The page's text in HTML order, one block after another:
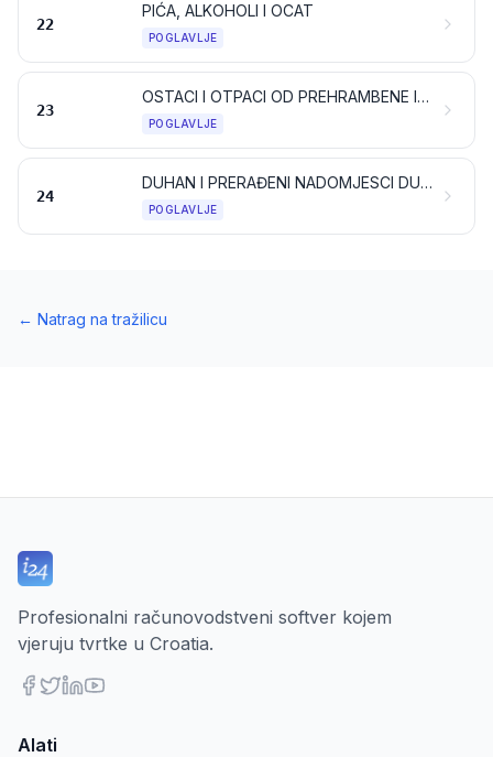
22
PIĆA, ALKOHOLI I OCAT
POGLAVLJE
23
OSTACI I OTPACI OD PREHRAMBENE INDUSTRIJE; PRIPREMLJENA ŽIVOTINJSKA HRANA
POGLAVLJE
24
DUHAN I PRERAĐENI NADOMJESCI DUHANA; PROIZVODI, NEOVISNO SADRŽE LI NIKOTIN ILI NE, NAMIJENJENI ZA UDISANJE BEZ IZGARANJA; OSTALI PROIZVODI KOJI SADRŽE NIKOTIN NAMIJENJENI ZA UNOS NIKOTINA U LJUDSKO TIJELO
POGLAVLJE
← Natrag na tražilicu
Profesionalni računovodstveni softver kojem
vjeruju tvrtke u Croatia.
Alati